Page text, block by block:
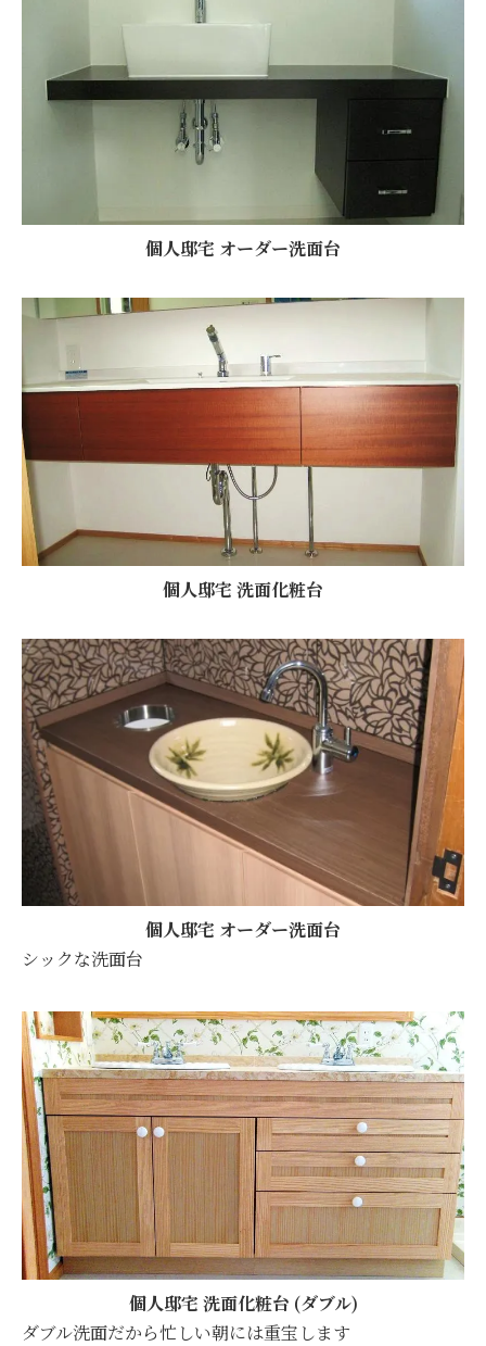
個人邸宅 オーダー洗面台
個人邸宅 洗面化粧台
個人邸宅 オーダー洗面台
シックな洗面台
個人邸宅 洗面化粧台 (ダブル)
ダブル洗面だから忙しい朝には重宝します